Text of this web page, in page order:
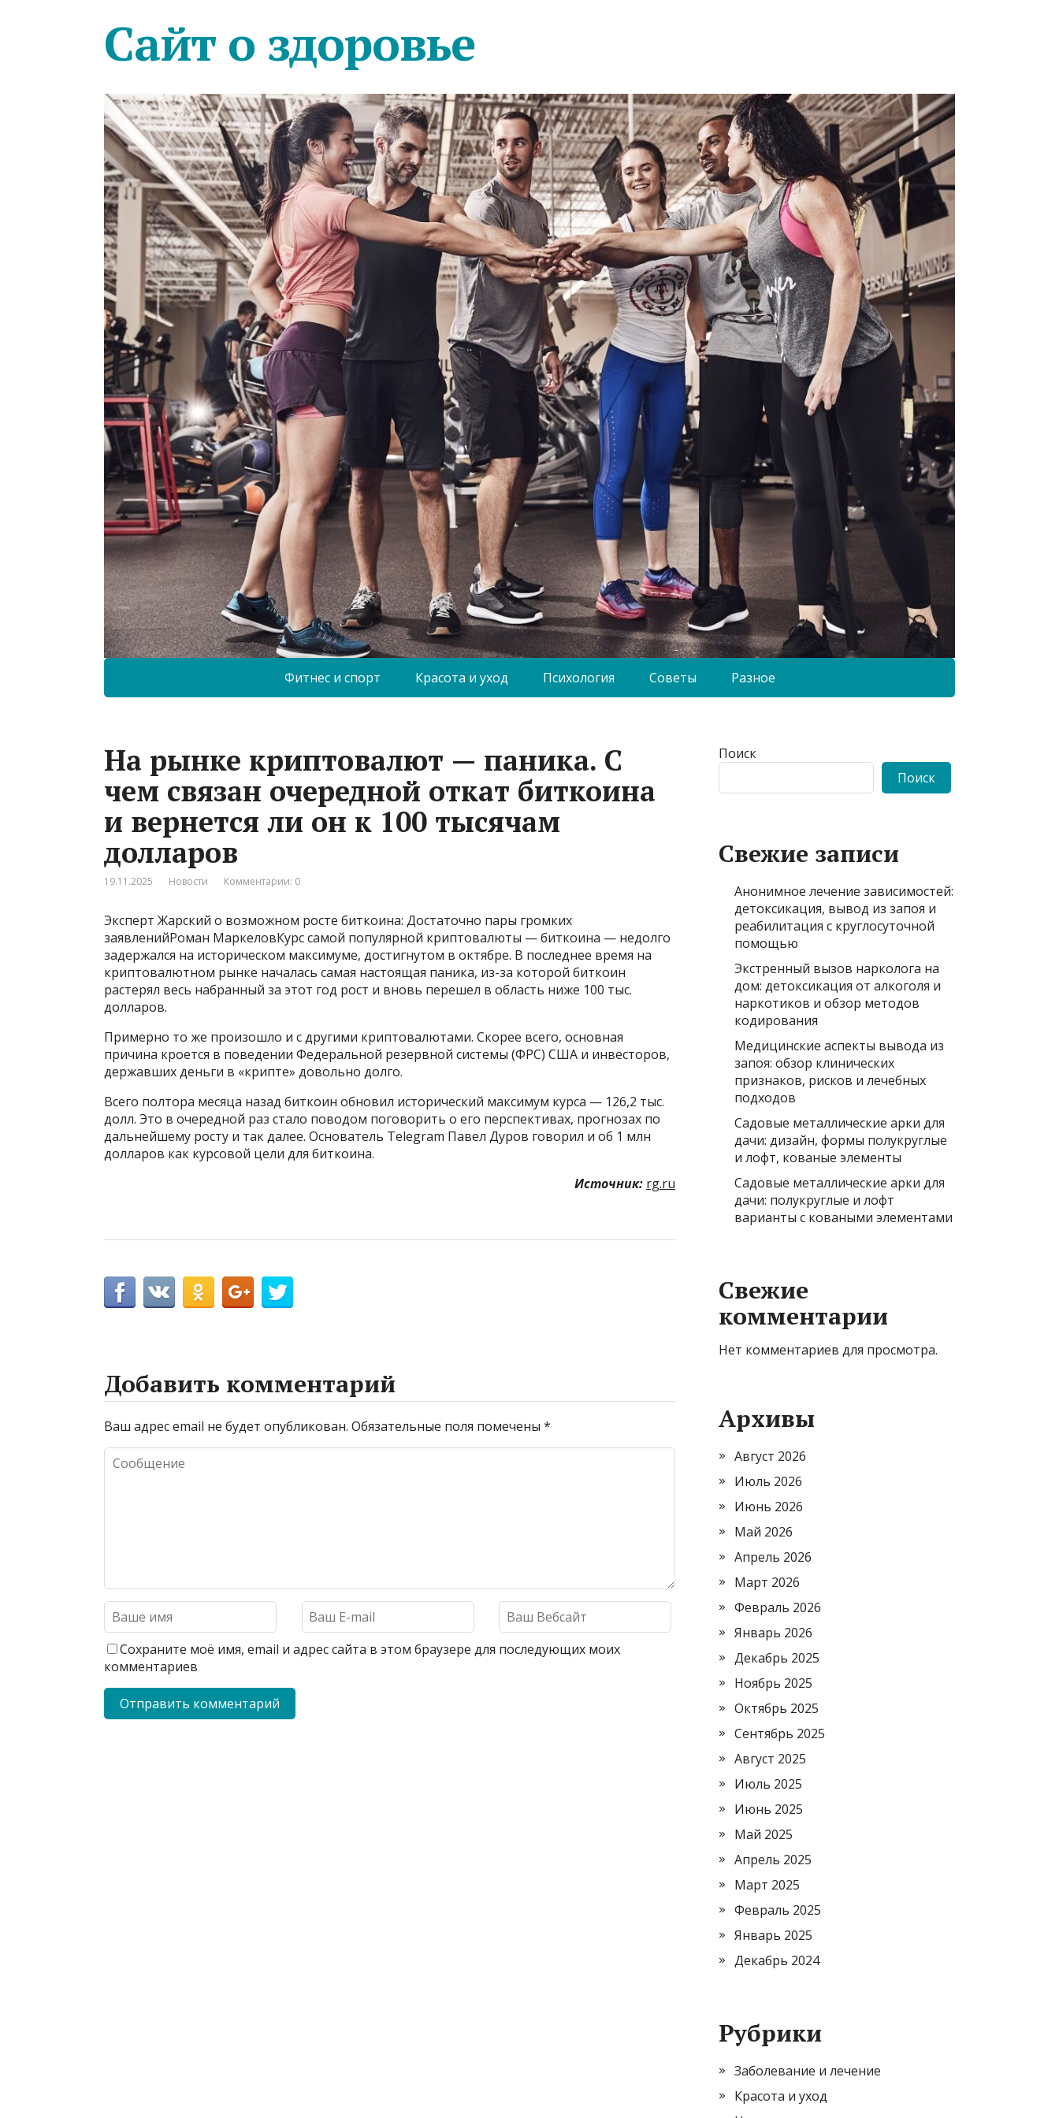
Сайт о здоровье
Фитнес и спорт Красота и уход Психология Советы Разное
На рынке криптовалют — паника. С
чем связан очередной откат биткоина
и вернется ли он к 100 тысячам
долларов
19.11.2025 Новости Комментарии: 0
Эксперт Жарский о возможном росте биткоина: Достаточно пары громких
заявленийРоман МаркеловКурс самой популярной криптовалюты — биткоина — недолго
задержался на историческом максимуме, достигнутом в октябре. В последнее время на
криптовалютном рынке началась самая настоящая паника, из-за которой биткоин
растерял весь набранный за этот год рост и вновь перешел в область ниже 100 тыс.
долларов.
Примерно то же произошло и с другими криптовалютами. Скорее всего, основная
причина кроется в поведении Федеральной резервной системы (ФРС) США и инвесторов,
державших деньги в «крипте» довольно долго.
Всего полтора месяца назад биткоин обновил исторический максимум курса — 126,2 тыс.
долл. Это в очередной раз стало поводом поговорить о его перспективах, прогнозах по
дальнейшему росту и так далее. Основатель Telegram Павел Дуров говорил и об 1 млн
долларов как курсовой цели для биткоина.
Источник: rg.ru
Добавить комментарий
Ваш адрес email не будет опубликован. Обязательные поля помечены *
Сохраните моё имя, email и адрес сайта в этом браузере для последующих моих
комментариев
Поиск
Поиск
Свежие записи
Анонимное лечение зависимостей:
детоксикация, вывод из запоя и
реабилитация с круглосуточной
помощью
Экстренный вызов нарколога на
дом: детоксикация от алкоголя и
наркотиков и обзор методов
кодирования
Медицинские аспекты вывода из
запоя: обзор клинических
признаков, рисков и лечебных
подходов
Садовые металлические арки для
дачи: дизайн, формы полукруглые
и лофт, кованые элементы
Садовые металлические арки для
дачи: полукруглые и лофт
варианты с коваными элементами
Свежие
комментарии
Нет комментариев для просмотра.
Архивы
Август 2026
Июль 2026
Июнь 2026
Май 2026
Апрель 2026
Март 2026
Февраль 2026
Январь 2026
Декабрь 2025
Ноябрь 2025
Октябрь 2025
Сентябрь 2025
Август 2025
Июль 2025
Июнь 2025
Май 2025
Апрель 2025
Март 2025
Февраль 2025
Январь 2025
Декабрь 2024
Рубрики
Заболевание и лечение
Красота и уход